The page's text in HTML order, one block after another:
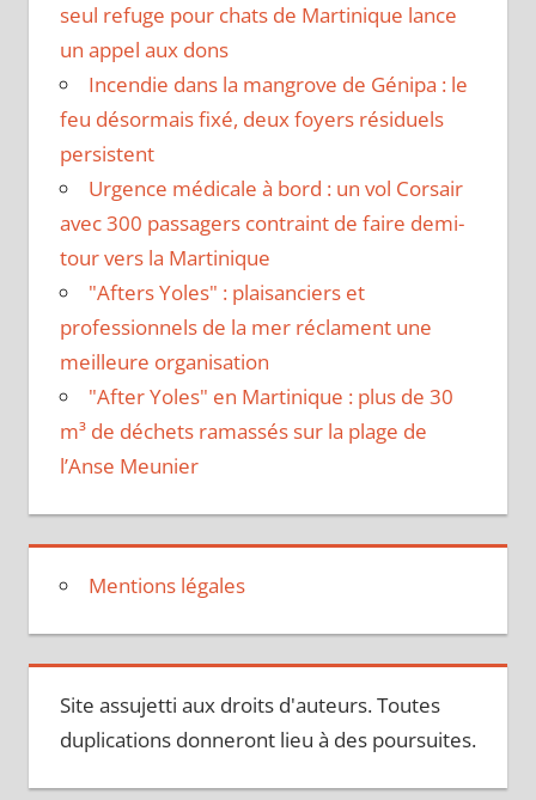
seul refuge pour chats de Martinique lance
un appel aux dons
Incendie dans la mangrove de Génipa : le
feu désormais fixé, deux foyers résiduels
persistent
Urgence médicale à bord : un vol Corsair
avec 300 passagers contraint de faire demi-
tour vers la Martinique
"Afters Yoles" : plaisanciers et
professionnels de la mer réclament une
meilleure organisation
"After Yoles" en Martinique : plus de 30
m³ de déchets ramassés sur la plage de
l’Anse Meunier
Mentions légales
Site assujetti aux droits d'auteurs. Toutes
duplications donneront lieu à des poursuites.